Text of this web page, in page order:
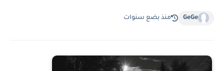
GeGe منذ بضع سنوات